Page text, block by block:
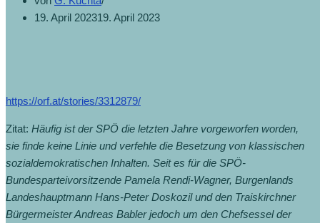
19. April 202319. April 2023
https://orf.at/stories/3312879/
Zitat: Häufig ist der SPÖ die letzten Jahre vorgeworfen worden,
sie finde keine Linie und verfehle die Besetzung von klassischen
sozialdemokratischen Inhalten. Seit es für die SPÖ-
Bundesparteivorsitzende Pamela Rendi-Wagner, Burgenlands
Landeshauptmann Hans-Peter Doskozil und den Traiskirchner
Bürgermeister Andreas Babler jedoch um den Chefsessel der